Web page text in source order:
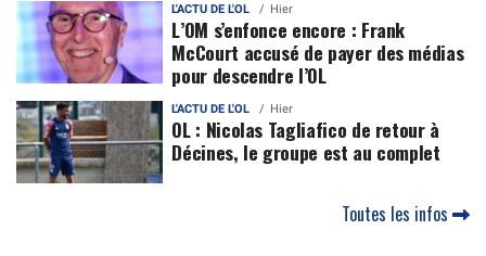
L'ACTU DE L'OL Hier
L’OM s’enfonce encore : Frank
McCourt accusé de payer des médias
pour descendre l’OL
L'ACTU DE L'OL Hier
OL : Nicolas Tagliafico de retour à
Décines, le groupe est au complet
Toutes les infos